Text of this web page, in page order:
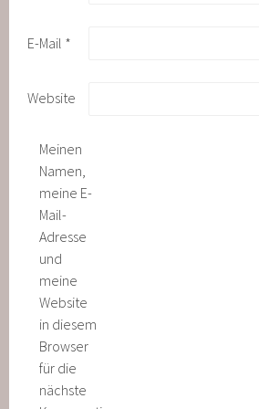
E-Mail *
Website
Meinen
Namen,
meine E-
Mail-
Adresse
und
meine
Website
in diesem
Browser
für die
nächste